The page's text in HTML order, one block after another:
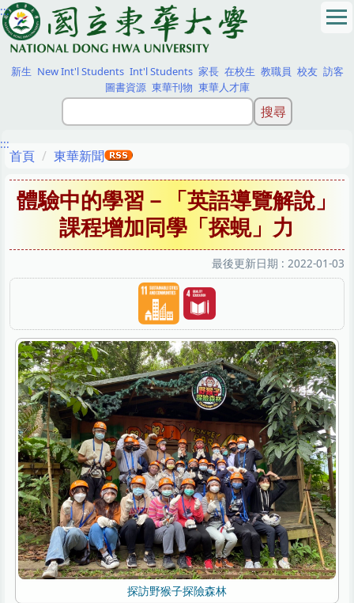
跳
到
主
要
內
:::
新生 New Int'l Students Int'l Students 家長 在校生 教職員 校友 訪客
圖書資源 東華刊物 東華人才庫
:::
首頁 東華新聞
體驗中的學習－「英語導覽解說」
課程增加同學「探蜆」力
最後更新日期 : 2022-01-03
探訪野猴子探險森林